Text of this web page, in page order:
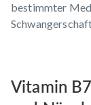
bestimmter
Vitamin